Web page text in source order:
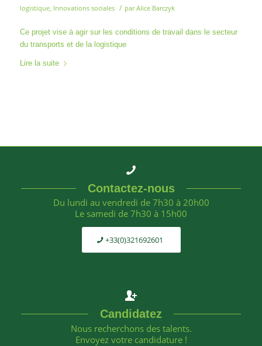
logistique, Innovations sociales / parAlice Barczyk
Ce projet vise à agir sur les conditions de travail dans le secteur
du transports et de la logistique
Lire la suite
Contactez-nous
Du lundi au vendredi de 7h30 à 20h00
Le samedi de 7h30 à 15h00
+33(0)321692601
Candidatez
Nous recherchons des talents.
Envoyez votre candidature !